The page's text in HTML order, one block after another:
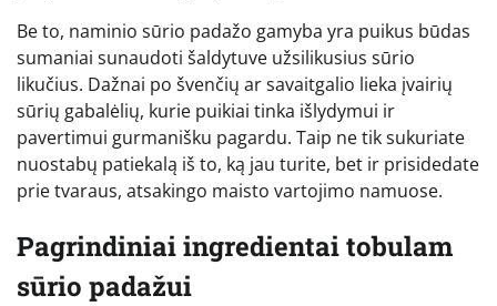
Be to, naminio sūrio padažo gamyba yra puikus būdas
sumaniai sunaudoti šaldytuve užsilikusius sūrio
likučius. Dažnai po švenčių ar savaitgalio lieka įvairių
sūrių gabalėlių, kurie puikiai tinka išlydymui ir
pavertimui gurmanišku pagardu. Taip ne tik sukuriate
nuostabų patiekalą iš to, ką jau turite, bet ir prisidedate
prie tvaraus, atsakingo maisto vartojimo namuose.
Pagrindiniai ingredientai tobulam
sūrio padažui